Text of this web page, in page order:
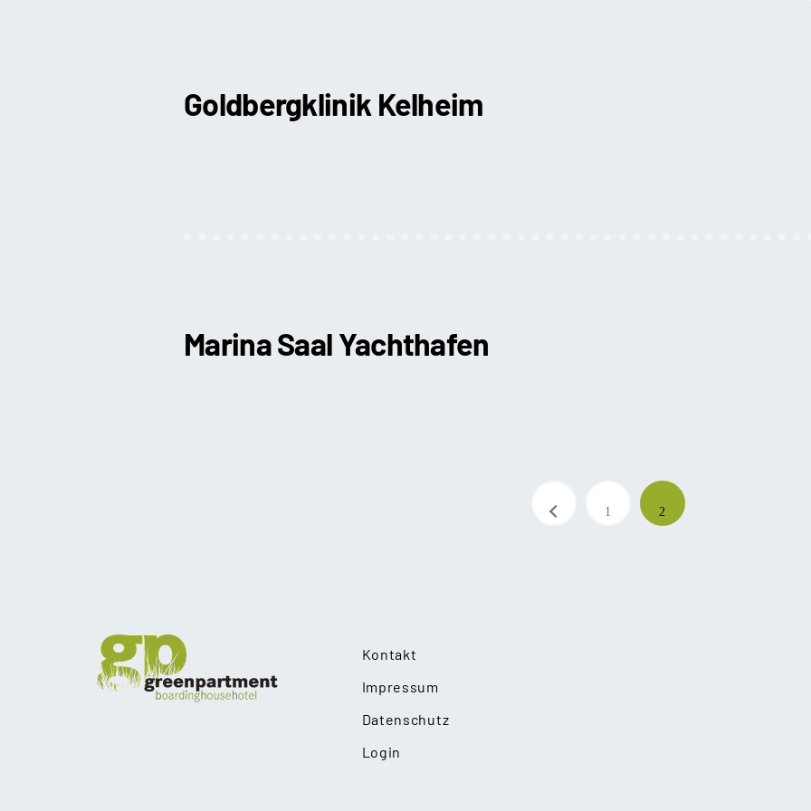
Goldbergklinik Kelheim
Marina Saal Yachthafen
1 2
Kontakt
Impressum
Datenschutz
Login